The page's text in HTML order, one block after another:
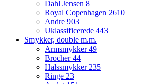
Dahl Jensen 8
Royal Copenhagen 2610
Andre 903
Uklassificerede 443
Smykker, double m.m.
Armsmykker49
Brocher44
Halssmykker235
Ringe 23